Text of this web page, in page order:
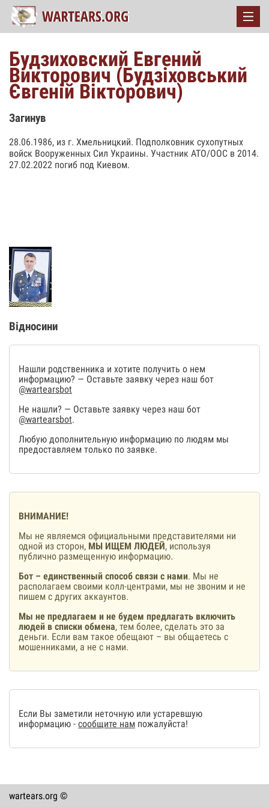
Будзиховский Евгений
Викторович (Будзіховський
Євгенiй Вікторович)
Загинув
28.06.1986, из г. Хмельницкий. Подполковник сухопутных
войск Вооруженных Сил Украины. Участник АТО/ООС в 2014.
27.02.2022 погиб под Киевом.
Відносини
Нашли родственника и хотите получить о нем
информацию? — Оставьте заявку через наш бот
@wartearsbot
Не нашли? — Оставьте заявку через наш бот
@wartearsbot.
Любую дополнительную информацию по людям мы
предоставляем только по заявке.
ВНИМАНИЕ!
Мы не являемся официальными представителями ни
одной из сторон, МЫ ИЩЕМ ЛЮДЕЙ, используя
публично размещенную информацию.
Бот – единственный способ связи с нами. Мы не
располагаем своими колл-центрами, мы не звоним и не
пишем с других аккаунтов.
Мы не предлагаем и не будем предлагать включить
людей в списки обмена, тем более, сделать это за
деньги. Если вам такое обещают – вы общаетесь с
мошенниками, а не с нами.
Если Вы заметили неточную или устаревшую
информацию - сообщите нам пожалуйста!
wartears.org ©